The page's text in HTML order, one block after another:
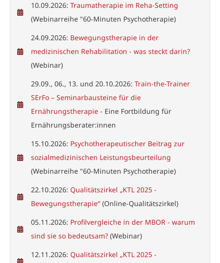
10.09.2026: Traumatherapie im Reha-Setting
(Webinarreihe "60-Minuten Psychotherapie)
24.09.2026: Bewegungstherapie in der
medizinischen Rehabilitation - was steckt darin?
(Webinar)
29.09., 06., 13. und 20.10.2026: Train-the-Trainer
SErFo – Seminarbausteine für die
Ernährungstherapie - Eine Fortbildung für
Ernährungsberater:innen
15.10.2026: Psychotherapeutischer Beitrag zur
sozialmedizinischen Leistungsbeurteilung
(Webinarreihe "60-Minuten Psychotherapie)
22.10.2026: Qualitätszirkel „KTL 2025 -
Bewegungstherapie“ (Online-Qualitätszirkel)
05.11.2026: Profilvergleiche in der MBOR - warum
sind sie so bedeutsam? (Webinar)
12.11.2026: Qualitätszirkel „KTL 2025 -